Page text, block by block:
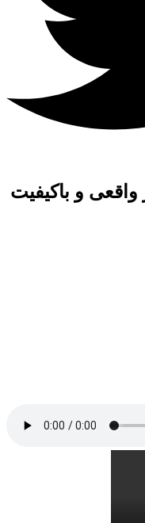
و باکیفیت